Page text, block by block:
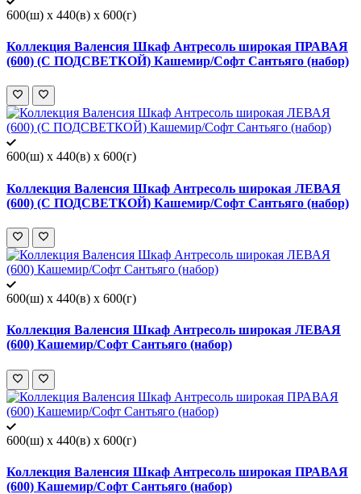
600(ш) x 440(в) x 600(г)
Коллекция Валенсия Шкаф Антресоль широкая ПРАВАЯ
(600) (С ПОДСВЕТКОЙ) Кашемир/Софт Сантьяго (набор)
600(ш) x 440(в) x 600(г)
Коллекция Валенсия Шкаф Антресоль широкая ЛЕВАЯ
(600) (С ПОДСВЕТКОЙ) Кашемир/Софт Сантьяго (набор)
600(ш) x 440(в) x 600(г)
Коллекция Валенсия Шкаф Антресоль широкая ЛЕВАЯ
(600) Кашемир/Софт Сантьяго (набор)
600(ш) x 440(в) x 600(г)
Коллекция Валенсия Шкаф Антресоль широкая ПРАВАЯ
(600) Кашемир/Софт Сантьяго (набор)